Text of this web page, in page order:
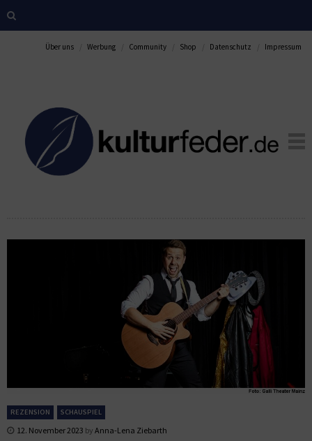
Über uns Werbung Community Shop Datenschutz Impressum
REZENSION SCHAUSPIEL
12. November 2023 by Anna-Lena Ziebarth